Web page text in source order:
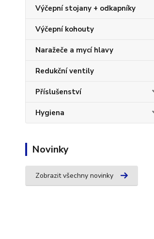
Výčepní stojany + odkapníky
Výčepní kohouty
Naražeče a mycí hlavy
Redukční ventily
Příslušenství
Hygiena
Novinky
Zobrazit všechny novinky